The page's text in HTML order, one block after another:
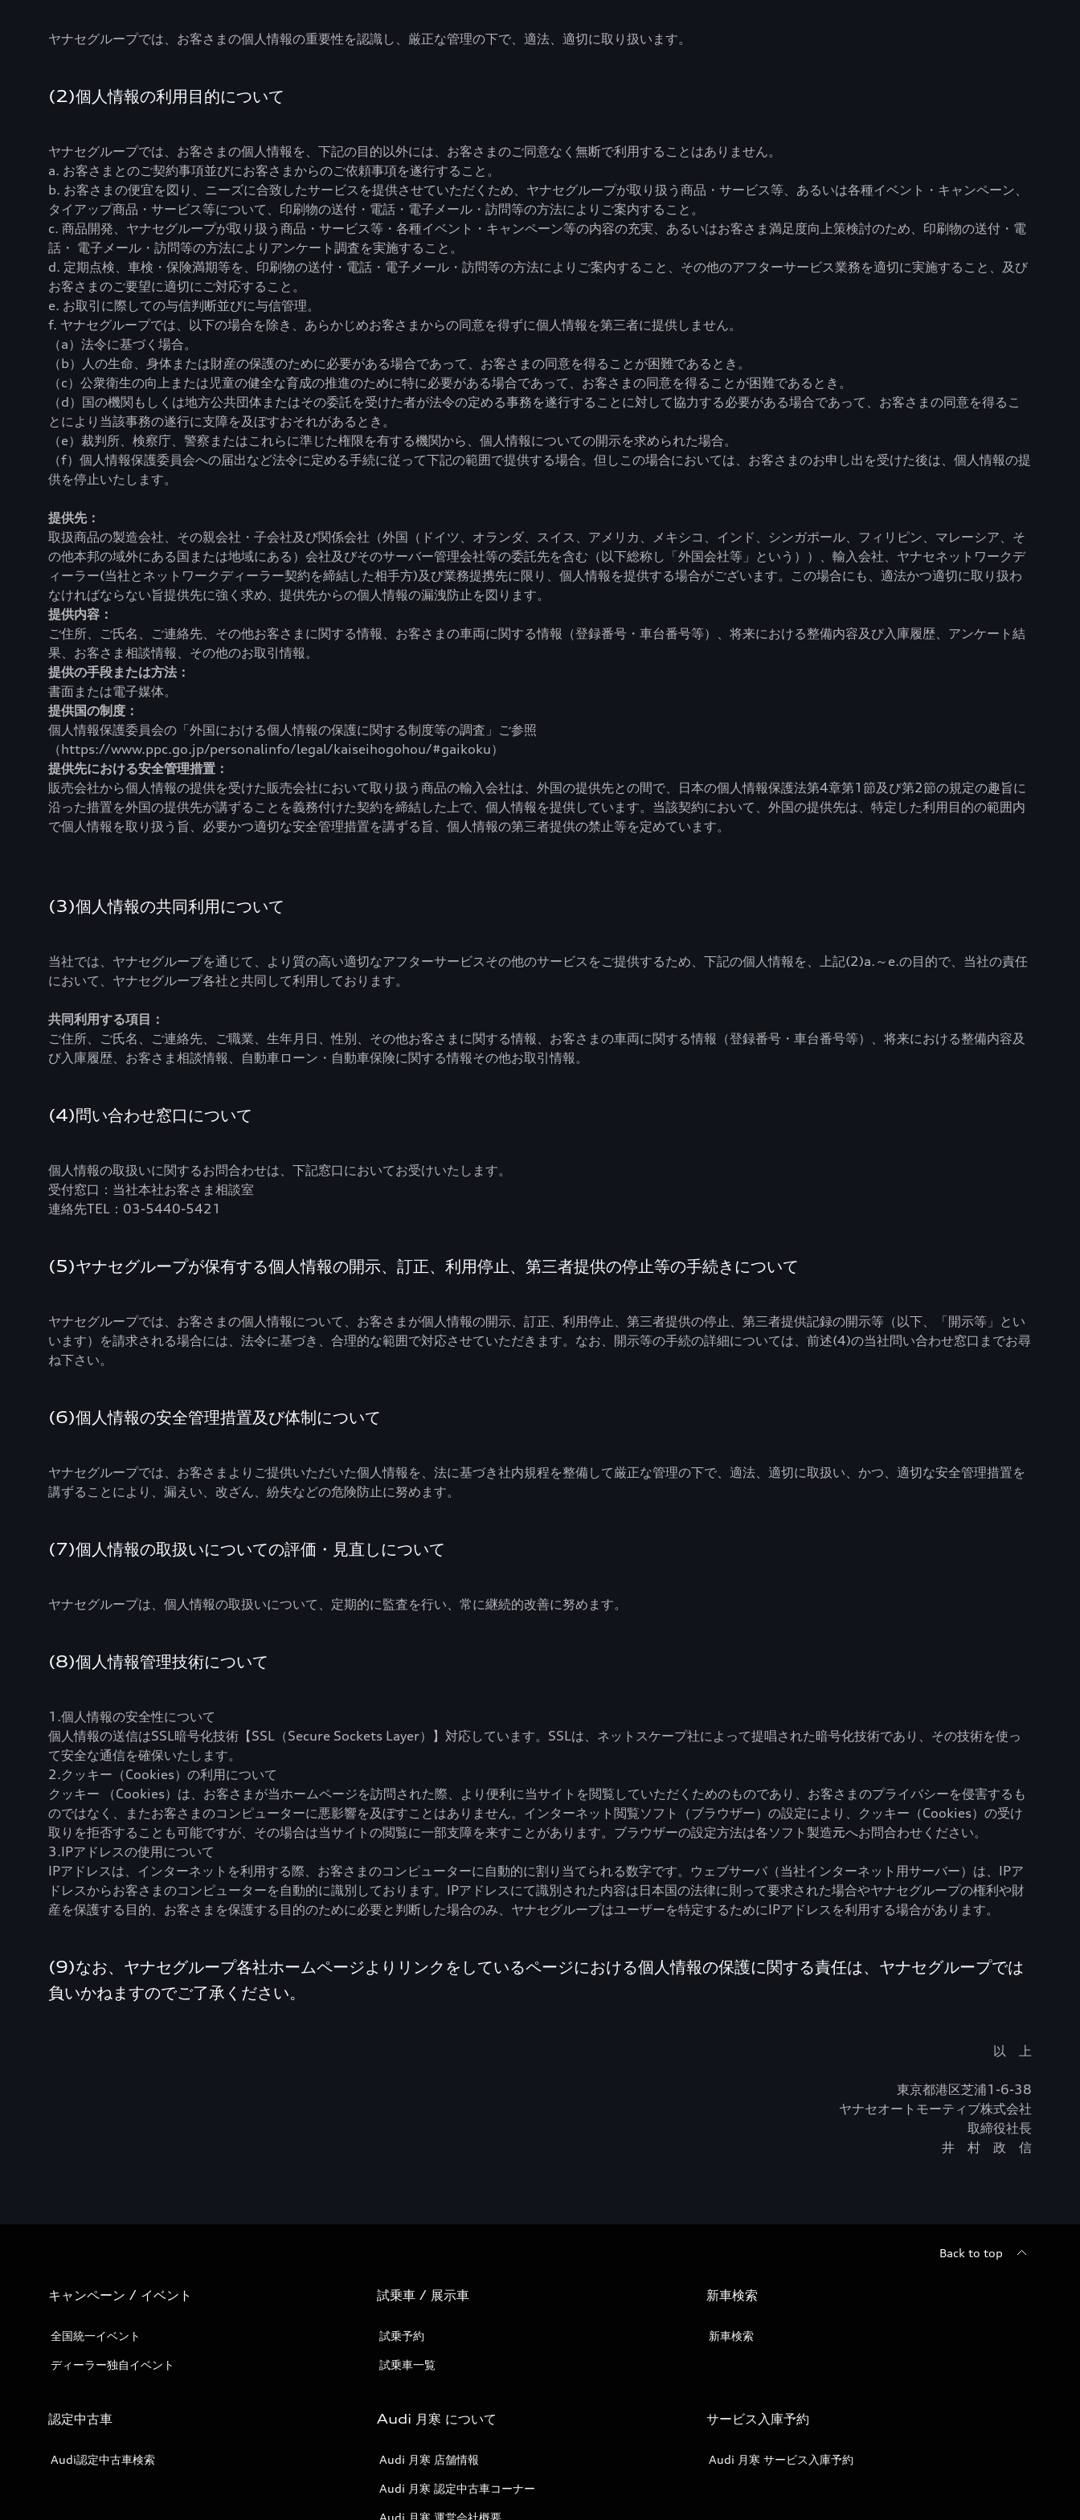
ヤナセグループでは、お客さまの個人情報の重要性を認識し、厳正な管理の下で、適法、適切に取り扱います。
(2)個人情報の利用目的について
ヤナセグループでは、お客さまの個人情報を、下記の目的以外には、お客さまのご同意なく無断で利用することはありません。
a. お客さまとのご契約事項並びにお客さまからのご依頼事項を遂行すること。
b. お客さまの便宜を図り、ニーズに合致したサービスを提供させていただくため、ヤナセグループが取り扱う商品・サービス等、あるいは各種イベント・キャンペーン、
タイアップ商品・サービス等について、印刷物の送付・電話・電子メール・訪問等の方法によりご案内すること。
c. 商品開発、ヤナセグループが取り扱う商品・サービス等・各種イベント・キャンペーン等の内容の充実、あるいはお客さま満足度向上策検討のため、印刷物の送付・電
話・ 電子メール・訪問等の方法によりアンケート調査を実施すること。
d. 定期点検、車検・保険満期等を、印刷物の送付・電話・電子メール・訪問等の方法によりご案内すること、その他のアフターサービス業務を適切に実施すること、及び
お客さまのご要望に適切にご対応すること。
e. お取引に際しての与信判断並びに与信管理。
f. ヤナセグループでは、以下の場合を除き、あらかじめお客さまからの同意を得ずに個人情報を第三者に提供しません。
（a）法令に基づく場合。
（b）人の生命、身体または財産の保護のために必要がある場合であって、お客さまの同意を得ることが困難であるとき。
（c）公衆衛生の向上または児童の健全な育成の推進のために特に必要がある場合であって、お客さまの同意を得ることが困難であるとき。
（d）国の機関もしくは地方公共団体またはその委託を受けた者が法令の定める事務を遂行することに対して協力する必要がある場合であって、お客さまの同意を得るこ
とにより当該事務の遂行に支障を及ぼすおそれがあるとき。
（e）裁判所、検察庁、警察またはこれらに準じた権限を有する機関から、個人情報についての開示を求められた場合。
（f）個人情報保護委員会への届出など法令に定める手続に従って下記の範囲で提供する場合。但しこの場合においては、お客さまのお申し出を受けた後は、個人情報の提
供を停止いたします。
提供先：
取扱商品の製造会社、その親会社・子会社及び関係会社（外国（ドイツ、オランダ、スイス、アメリカ、メキシコ、インド、シンガポール、フィリピン、マレーシア、そ
の他本邦の域外にある国または地域にある）会社及びそのサーバー管理会社等の委託先を含む（以下総称し「外国会社等」という））、輸入会社、ヤナセネットワークデ
ィーラー(当社とネットワークディーラー契約を締結した相手方)及び業務提携先に限り、個人情報を提供する場合がございます。この場合にも、適法かつ適切に取り扱わ
なければならない旨提供先に強く求め、提供先からの個人情報の漏洩防止を図ります。
提供内容：
ご住所、ご氏名、ご連絡先、その他お客さまに関する情報、お客さまの車両に関する情報（登録番号・車台番号等）、将来における整備内容及び入庫履歴、アンケート結
果、お客さま相談情報、その他のお取引情報。
提供の手段または方法：
書面または電子媒体。
提供国の制度：
個人情報保護委員会の「外国における個人情報の保護に関する制度等の調査」ご参照
（https://www.ppc.go.jp/personalinfo/legal/kaiseihogohou/#gaikoku）
提供先における安全管理措置：
販売会社から個人情報の提供を受けた販売会社において取り扱う商品の輸入会社は、外国の提供先との間で、日本の個人情報保護法第4章第1節及び第2節の規定の趣旨に
沿った措置を外国の提供先が講ずることを義務付けた契約を締結した上で、個人情報を提供しています。当該契約において、外国の提供先は、特定した利用目的の範囲内
で個人情報を取り扱う旨、必要かつ適切な安全管理措置を講ずる旨、個人情報の第三者提供の禁止等を定めています。
(3)個人情報の共同利用について
当社では、ヤナセグループを通じて、より質の高い適切なアフターサービスその他のサービスをご提供するため、下記の個人情報を、上記(2)a.～e.の目的で、当社の責任
において、ヤナセグループ各社と共同して利用しております。
共同利用する項目：
ご住所、ご氏名、ご連絡先、ご職業、生年月日、性別、その他お客さまに関する情報、お客さまの車両に関する情報（登録番号・車台番号等）、将来における整備内容及
び入庫履歴、お客さま相談情報、自動車ローン・自動車保険に関する情報その他お取引情報。
(4)問い合わせ窓口について
個人情報の取扱いに関するお問合わせは、下記窓口においてお受けいたします。
受付窓口：当社本社お客さま相談室
連絡先TEL：03-5440-5421
(5)ヤナセグループが保有する個人情報の開示、訂正、利用停止、第三者提供の停止等の手続きについて
ヤナセグループでは、お客さまの個人情報について、お客さまが個人情報の開示、訂正、利用停止、第三者提供の停止、第三者提供記録の開示等（以下、「開示等」とい
います）を請求される場合には、法令に基づき、合理的な範囲で対応させていただきます。なお、開示等の手続の詳細については、前述(4)の当社問い合わせ窓口までお尋
ね下さい。
(6)個人情報の安全管理措置及び体制について
ヤナセグループでは、お客さまよりご提供いただいた個人情報を、法に基づき社内規程を整備して厳正な管理の下で、適法、適切に取扱い、かつ、適切な安全管理措置を
講ずることにより、漏えい、改ざん、紛失などの危険防止に努めます。
(7)個人情報の取扱いについての評価・見直しについて
ヤナセグループは、個人情報の取扱いについて、定期的に監査を行い、常に継続的改善に努めます。
(8)個人情報管理技術について
1.個人情報の安全性について
個人情報の送信はSSL暗号化技術【SSL（Secure Sockets Layer）】対応しています。SSLは、ネットスケープ社によって提唱された暗号化技術であり、その技術を使っ
て安全な通信を確保いたします。
2.クッキー（Cookies）の利用について
クッキー （Cookies）は、お客さまが当ホームページを訪問された際、より便利に当サイトを閲覧していただくためのものであり、お客さまのプライバシーを侵害するも
のではなく、またお客さまのコンピューターに悪影響を及ぼすことはありません。インターネット閲覧ソフト（ブラウザー）の設定により、クッキー（Cookies）の受け
取りを拒否することも可能ですが、その場合は当サイトの閲覧に一部支障を来すことがあります。ブラウザーの設定方法は各ソフト製造元へお問合わせください。
3.IPアドレスの使用について
IPアドレスは、インターネットを利用する際、お客さまのコンピューターに自動的に割り当てられる数字です。ウェブサーバ（当社インターネット用サーバー）は、IPア
ドレスからお客さまのコンピューターを自動的に識別しております。IPアドレスにて識別された内容は日本国の法律に則って要求された場合やヤナセグループの権利や財
産を保護する目的、お客さまを保護する目的のために必要と判断した場合のみ、ヤナセグループはユーザーを特定するためにIPアドレスを利用する場合があります。
(9)なお、ヤナセグループ各社ホームページよりリンクをしているページにおける個人情報の保護に関する責任は、ヤナセグループでは
負いかねますのでご了承ください。
以 上
東京都港区芝浦1-6-38
ヤナセオートモーティブ株式会社
取締役社長
井 村 政 信
Back to top
キャンペーン / イベント
全国統一イベント
ディーラー独自イベント
試乗車 / 展示車
試乗予約
試乗車一覧
新車検索
新車検索
認定中古車
Audi認定中古車検索
Audi 月寒 について
Audi 月寒 店舗情報
Audi 月寒 認定中古車コーナー
Audi 月寒 運営会社概要
サービス入庫予約
Audi 月寒 サービス入庫予約